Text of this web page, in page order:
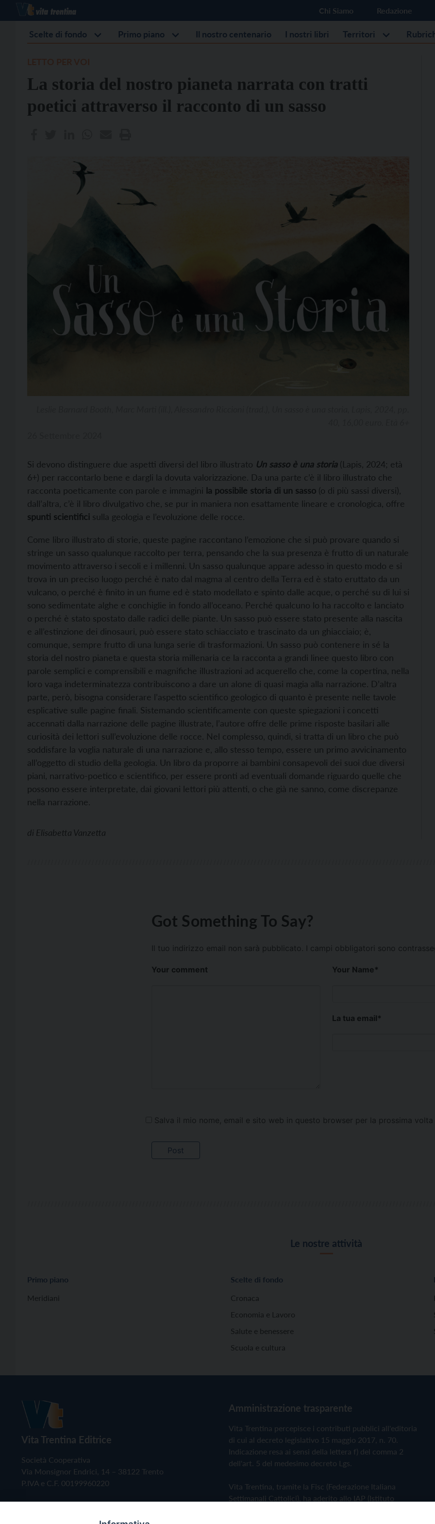
Chi Siamo Redazione
Scelte di fondo Primo piano Il nostro centenario I nostri libri Territori
La storia del nostro pianeta narrata con tratti
poetici attraverso il racconto di un sasso
Si devono distinguere due aspetti diversi del libro illustrato Un sasso è una storia(Lapis, 2024; età
6+) per raccontarlo bene e dargli la dovuta valorizzazione. Da una parte c’è il libro illustrato che
racconta poeticamente con parole e immagini la possibile storia di un sasso (o di più sassi diversi),
dall’altra, c’è il libro divulgativo che, se pur in maniera non esattamente lineare e cronologica, offre
spunti scientifici sulla geologia e l’evoluzione delle rocce.
Come libro illustrato di storie, queste pagine raccontano l’emozione che si può provare quando si
stringe un sasso qualunque raccolto per terra, pensando che la sua presenza è frutto di un naturale
movimento attraverso i secoli e i millenni. Un sasso qualunque appare adesso in questo modo e si
trova in un preciso luogo perché è nato dal magma al centro della Terra ed è stato eruttato da un
vulcano, o perché è finito in un fiume ed è stato modellato e spinto dalle acque, o perché su di lui si
sono sedimentate alghe e conchiglie in fondo all’oceano. Perché qualcuno lo ha raccolto e lanciato
o perché è stato spostato dalle radici delle piante. Un sasso può essere stato presente alla nascita
e all’estinzione dei dinosauri, può essere stato schiacciato e trascinato da un ghiacciaio; è,
comunque, sempre frutto di una lunga serie di trasformazioni. Un sasso può contenere in sé la
storia del nostro pianeta e questa storia millenaria ce la racconta a grandi linee questo libro con
parole semplici e comprensibili e magnifiche illustrazioni ad acquerello che, come la copertina, nella
loro vaga indeterminatezza contribuiscono a dare un alone di quasi magia alla narrazione. D’altra
parte, però, bisogna considerare l’aspetto scientifico geologico di quanto è presente nelle tavole
esplicative sulle pagine finali. Sistemando scientificamente con queste spiegazioni i concetti
accennati dalla narrazione delle pagine illustrate, l’autore offre delle prime risposte basilari alle
curiosità dei lettori sull’evoluzione delle rocce. Nel complesso, quindi, si tratta di un libro che può
soddisfare la voglia naturale di una narrazione e, allo stesso tempo, essere un primo avvicinamento
all’oggetto di studio della geologia. Un libro da proporre ai bambini consapevoli dei suoi due diversi
piani, narrativo-poetico e scientifico, per essere pronti ad eventuali domande riguardo quelle che
possono essere interpretate, dai giovani lettori più attenti, o che già ne sanno, come discrepanze
nella narrazione.
di Elisabetta Vanzetta
Got Something To Say?
Il tuo indirizzo email non sarà pubblicato. I campi obbligatori sono
Your comment Your Name*
La tua email*
Salva il mio nome, email e sito web in questo browser per la prossima volta
Le nostre attività
Primo piano
Meridiani
Scelte di fondo
Cronaca
Economia e Lavoro
Salute e benessere
Scuola e cultura
Vita Trentina Editrice
Società Cooperativa
Via Monsignor Endrici, 14 – 38122 Trento
P.IVA e C.F. 00199960220
Amministrazione trasparente
Vita Trentina percepisce i contributi pubblici all'editoria
di cui al decreto legislativo 15 maggio 2017, n. 70.
Indicazione resa ai sensi della lettera f) del comma 2
dell'art. 5 del medesimo decreto Lgs.
Vita Trentina, tramite la Fisc (Federazione Italiana
Settimanali Cattolici), ha aderito allo IAP (Istituto